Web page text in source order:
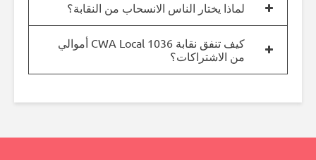
لماذا يختار الناس الانسحاب من النقابة؟
كيف تنفق نقابة CWA Local 1036 أموالي
من الاشتراكات؟